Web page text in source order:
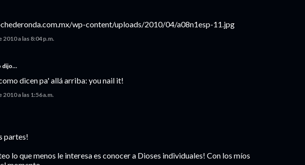
wp-content/uploads/2010/04/a08n1esp-11.jpg
a las 8:04 p.m.
dijo…
dicen pa' allá arriba: you nail it!
a las 1:56 a.m.
partes!
lo que menos le interesa es conocer a Dioses individuales! Con los míos